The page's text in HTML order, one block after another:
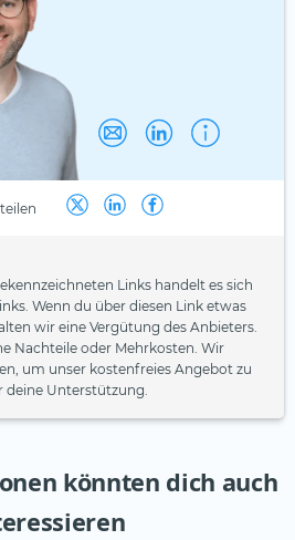
Links handelt es sich
Wenn du über diesen Link etwas
wir eine Vergütung des Anbieters.
Nachteile oder Mehrkosten. Wir
um unser kostenfreies Angebot zu
deine Unterstützung.
könnten dich auch